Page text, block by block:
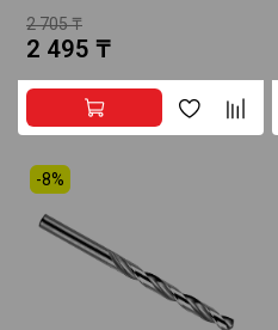
2 705 ₸
2 495 ₸
-8%